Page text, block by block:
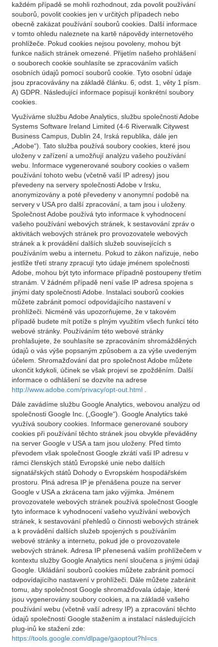
každém případě se mohli rozhodnout, zda povolit používání
souborů, povolit cookies jen v určitých případech nebo
obecně zakázat používání souborů cookies. Další informace
v tomto ohledu naleznete na kartě nápovědy internetového
prohlížeče. Pokud cookies nejsou povoleny, mohou být
funkce našich stránek omezené. Přijetím našeho prohlášení
o souborech cookie souhlasíte se zpracováním vašich
osobních údajů pomocí souborů cookie. Tyto osobní údaje
jsou zpracovávány na základě článku. 6, odst. 1, věty 1 písm.
A) GDPR. Následující informace popisují konkrétní soubory
cookies.
Využíváme službu Adobe Analytics, službu společnosti Adobe
Systems Software Ireland Limited (4-6 Riverwalk Citywest
Business Campus, Dublin 24, Irská republika, dále jen
„Adobe“). Tato služba používá soubory cookies, které jsou
uloženy v zařízení a umožňují analýzu vašeho používání
webu. Informace vygenerované soubory cookies o vašem
používání tohoto webu (včetně vaší IP adresy) jsou
převedeny na servery společnosti Adobe v Irsku,
anonymizovány a poté převedeny v anonymní podobě na
servery v USA pro další zpracování, a tam jsou i uloženy.
Společnost Adobe používá tyto informace k vyhodnocení
vašeho používání webových stránek, k sestavování zpráv o
aktivitách webových stránek pro provozovatele webových
stránek a k provádění dalších služeb souvisejících s
používáním webu a internetu. Pokud to zákon nařizuje, nebo
jestliže třetí strany zpracují tyto údaje jménem společnosti
Adobe, mohou být tyto informace případně postoupeny třetím
stranám. V žádném případě není vaše IP adresa spojena s
jinými daty společnosti Adobe. Instalaci souborů cookies
můžete zabránit pomocí odpovídajícího nastavení v
prohlížeči. Nicméně vás upozorňujeme, že v takovém
případě budete mít potíže s plným využitím všech funkcí této
webové stránky. Používáním této webové stránky
prohlašujete, že souhlasíte se zpracováním shromážděných
údajů o vás výše popsaným způsobem a za výše uvedeným
účelem. Shromažďování dat pro společnost Adobe můžete
ukončit kdykoli, účinek se však projeví se zpožděním. Další
informace o odhlášení se dozvíte na adrese
http://www.adobe.com/privacy/opt-out.html
Dále zavádíme službu Google Analytics, webovou analýzu od
společnosti Google Inc. („Google“). Google Analytics také
využívá soubory cookies. Informace generované soubory
cookies při používání těchto stránek jsou obvykle převáděny
na server Google v USA a tam jsou uloženy. Před tímto
převodem však společnost Google zkrátí vaši IP adresu v
rámci členských států Evropské unie nebo dalších
signatářských států Dohody o Evropském hospodářském
prostoru. Plná adresa IP je přenášena pouze na server
Google v USA a zkrácena tam jako výjimka. Jménem
provozovatele webových stránek používá společnost Google
tyto informace k vyhodnocení vašeho využívání webových
stránek, k sestavování přehledů o činnosti webových stránek
a k provádění dalších služeb spojených s používáním
webové stránky a internetu, pokud jde o provozovatele
webových stránek. Adresa IP přenesená vaším prohlížečem v
kontextu služby Google Analytics není sloučena s jinými údaji
Google. Ukládání souborů cookies můžete zabránit pomocí
odpovídajícího nastavení v prohlížeči. Dále můžete zabránit
tomu, aby společnost Google shromažďovala údaje, které
jsou vygenerovány soubory cookies, a na základě vašeho
používání webu (včetně vaší adresy IP) a zpracování těchto
údajů společností Google stažením a instalací následujících
plug-inů ke stažení zde:
https://tools.google.com/dlpage/gaoptout?hl=cs